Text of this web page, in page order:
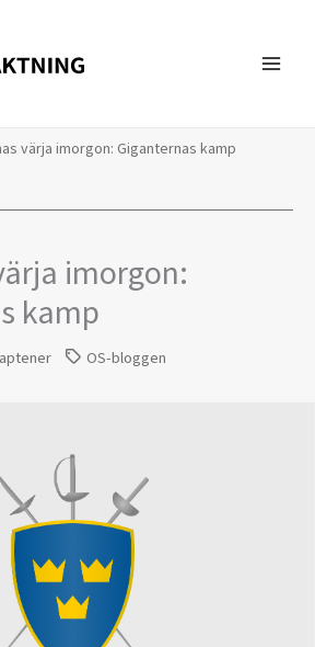
värja imorgon: Giganternas kamp
imorgon:
kamp
OS-bloggen